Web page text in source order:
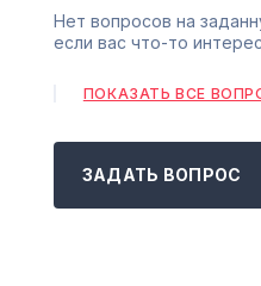
Нет вопросов на
если вас что-то
ПОКАЗАТЬ ВСЕ
ЗАДАТЬ ВОПРОС